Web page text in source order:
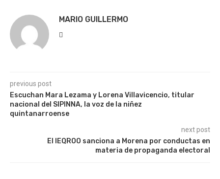
MARIO GUILLERMO
previous post
Escuchan Mara Lezama y Lorena Villavicencio, titular
nacional del SIPINNA, la voz de la niñez
quintanarroense
next post
El IEQROO sanciona a Morena por conductas en
materia de propaganda electoral